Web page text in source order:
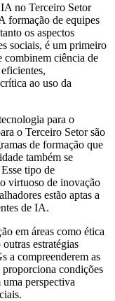
no Terceiro Setor
formação de equipes
os aspectos
sociais, é um primeiro
combinem ciência de
ao uso da
para o
o Terceiro Setor são
de formação que
também se
tipo de
virtuoso de inovação
estão aptas a
de IA.
em áreas como ética
estratégias
a compreenderem as
condições
perspectiva